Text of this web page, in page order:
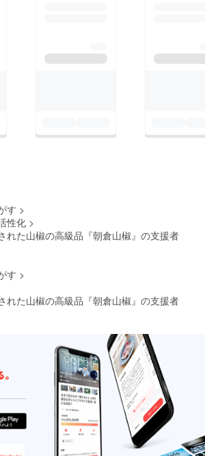
す >
性化 >
れた山椒の高級品『朝倉山椒』の支援者
す >
れた山椒の高級品『朝倉山椒』の支援者